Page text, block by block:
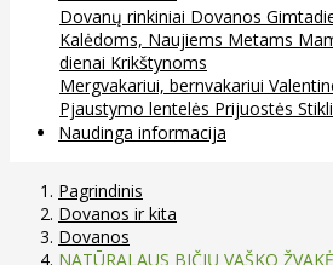
Dovanų rinkiniai Dovanos
Kalėdoms, Naujiems Metams
dienai Krikštynoms
Mergvakariui, bernvakariui
Pjaustymo lentelės Prijuostės
Naudinga informacija
Pagrindinis
Dovanos ir kita
Dovanos
NATŪRALAUS BIČIŲ VAŠKO